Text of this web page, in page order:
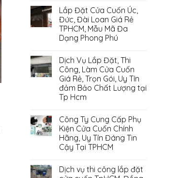
Lắp Đặt Cửa Cuốn Úc,
Đức, Đài Loan Giá Rẻ
TPHCM, Mẫu Mã Đa
Dạng Phong Phú
Dịch Vụ Lắp Đặt, Thi
Công, Làm Cửa Cuốn
Giá Rẻ, Trọn Gói, Uy Tín
đảm Bảo Chất Lượng tại
Tp Hcm
Công Ty Cung Cấp Phụ
Kiện Cửa Cuốn Chính
Hãng, Uy Tín Đáng Tin
Cậy Tại TPHCM
Dịch vụ thi công lắp đặt